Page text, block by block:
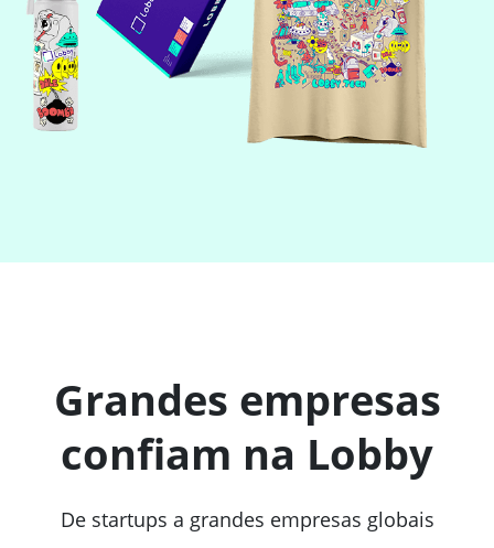
Grandes empresas
confiam na Lobby
De startups a grandes empresas globais